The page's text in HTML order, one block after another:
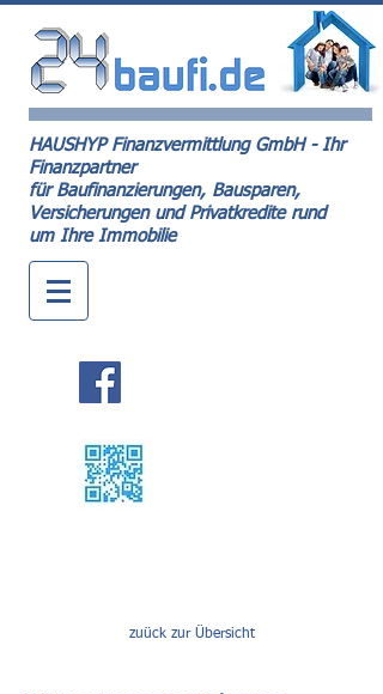
HAUSHYP Finanzvermittlung GmbH - Ihr
Finanzpartner
für Baufinanzierungen, Bausparen,
Versicherungen und Privatkredite rund
um Ihre Immobilie
zuück zur Übersicht